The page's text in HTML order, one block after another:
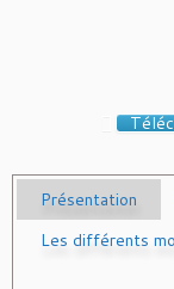
Présentation
Les différents